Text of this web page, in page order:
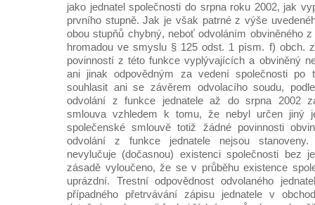
jako jednatel společnosti do srpna roku 2002, jak
prvního stupně. Jak je však patrné z výše
obou stupňů chybný, neboť odvoláním obviněného
hromadou ve smyslu § 125 odst. 1 písm. f) obch.
povinností z této funkce vyplývajících a obviněný
ani jinak odpovědným za vedení společnosti po
souhlasit ani se závěrem odvolacího soudu,
odvolání z funkce jednatele až do srpna 2002
smlouva vzhledem k tomu, že nebyl určen jiný
společenské smlouvě totiž žádné povinnosti
odvolání z funkce jednatele nejsou
nevylučuje (dočasnou) existenci společnosti bez
zásadě vyloučeno, že se v průběhu existence
uprázdní. Trestní odpovědnost odvolaného
případného přetrvávání zápisu jednatele v